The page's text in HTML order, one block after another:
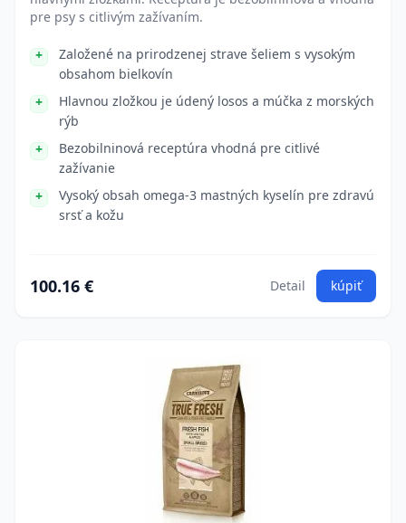
pre psy s citlivým zažívaním.
Založené na prirodzenej strave šeliem s vysokým
obsahom bielkovín
Hlavnou zložkou je údený losos a múčka z morských
rýb
Bezobilninová receptúra vhodná pre citlivé
zažívanie
Vysoký obsah omega-3 mastných kyselín pre zdravú
srsť a kožu
100.16 € Detail kúpiť